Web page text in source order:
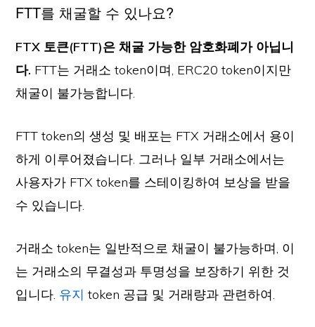
FTT를 채굴할 수 있나요?
FTX 토큰(FTT)은 채굴 가능한 암호화폐가 아닙니
다. FTT는 거래소 token이며, ERC20 token이지만
채굴이 불가능합니다.
FTT token의 생성 및 배포는 FTX 거래소에서 용이
하게 이루어졌습니다. 그러나 일부 거래소에서는
사용자가 FTX token를 스테이킹하여 보상을 받을
수 있습니다.
거래소 token는 일반적으로 채굴이 불가능하며, 이
는 거래소의 무결성과 투명성을 보장하기 위한 것
입니다. 유지 token 공급 및 거래량과 관련하여.